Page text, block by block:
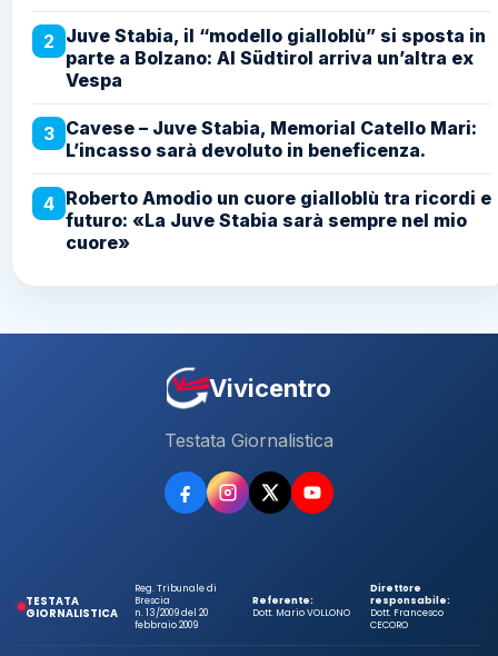
2 Juve Stabia, il “modello gialloblù” si sposta in
parte a Bolzano: Al Südtirol arriva un’altra ex
Vespa
3 Cavese – Juve Stabia, Memorial Catello Mari:
L’incasso sarà devoluto in beneficenza.
4 Roberto Amodio un cuore gialloblù tra ricordi e
futuro: «La Juve Stabia sarà sempre nel mio
cuore»
Vivicentro
Testata Giornalistica
TESTATA
GIORNALISTICA
Reg. Tribunale di
Brescia
n. 13/2009 del 20
febbraio 2009
Referente:
Dott. Mario VOLLONO
Direttore
responsabile:
Dott. Francesco
CECORO